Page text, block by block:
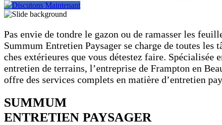
Discutons Maintenant
Pas envie de tondre le gazon ou de ramasser les
Summum Entretien Paysager se charge de toutes les
ches extérieures que vous détestez faire. Spécialisée
entretien de terrains, l’entreprise de Frampton en
offre des services complets en matière d’entretien
SUMMUM
ENTRETIEN PAYSAGER